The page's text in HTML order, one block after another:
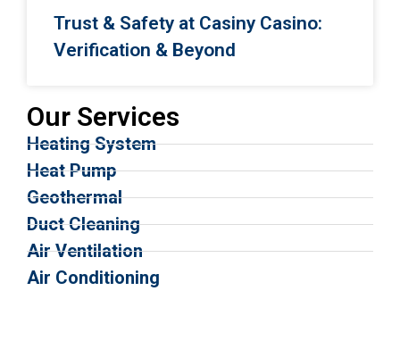
Trust & Safety at Casiny Casino:
Verification & Beyond
Our Services
Heating System
Heat Pump
Geothermal
Duct Cleaning
Air Ventilation
Air Conditioning